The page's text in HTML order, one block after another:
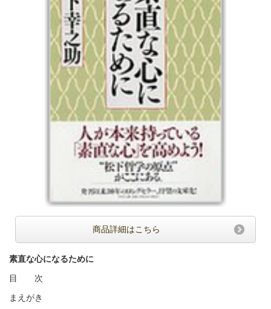
商品詳細はこちら
素直な心になるために
目 次
まえがき